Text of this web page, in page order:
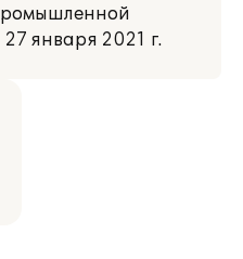
января 2021 г.